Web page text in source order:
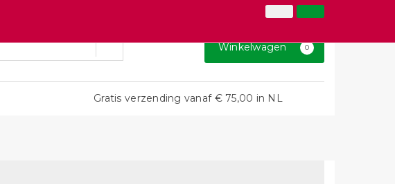
Klantenservice
Winkelwagen 0
Gratis verzending vanaf € 75,00 in NL